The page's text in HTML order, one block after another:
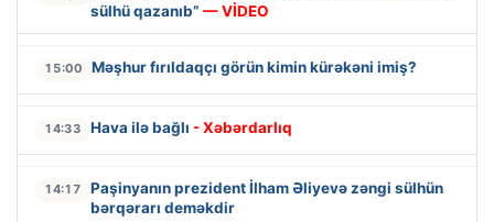
sülhü qazanıb” — VİDEO
15:00 Məşhur fırıldaqçı görün kimin kürəkəni imiş?
14:33 Hava ilə bağlı - Xəbərdarlıq
14:17
Paşinyanın prezident İlham Əliyevə zəngi sülhün
bərqərarı deməkdir